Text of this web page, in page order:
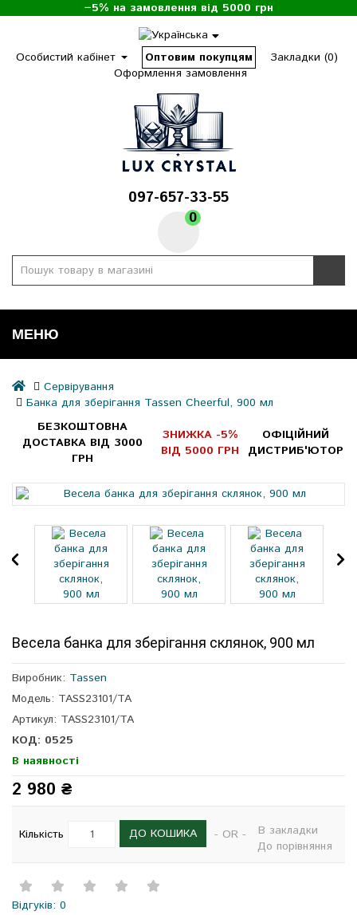
−5% на замовлення від 5000 грн
Особистий кабінет Оптовим покупцям
Закладки (0)
Оформлення замовлення
097-657-33-55
0
МЕНЮ
Сервірування
Банка для зберігання Tassen Cheerful, 900 мл
БЕЗКОШТОВНА
ДОСТАВКА ВІД 3000
ГРН
ЗНИЖКА -5%
ВІД 5000 ГРН
ОФІЦІЙНИЙ
ДИСТРИБ'ЮТОР
Весела банка для зберігання склянок, 900 мл
Виробник: Tassen
Модель: TASS23101/TA
Артикул: TASS23101/TA
КОД: 0525
В наявності
2 980 ₴
Кількість ДО КОШИКА - OR -
В закладки
До порівняння
Відгуків: 0